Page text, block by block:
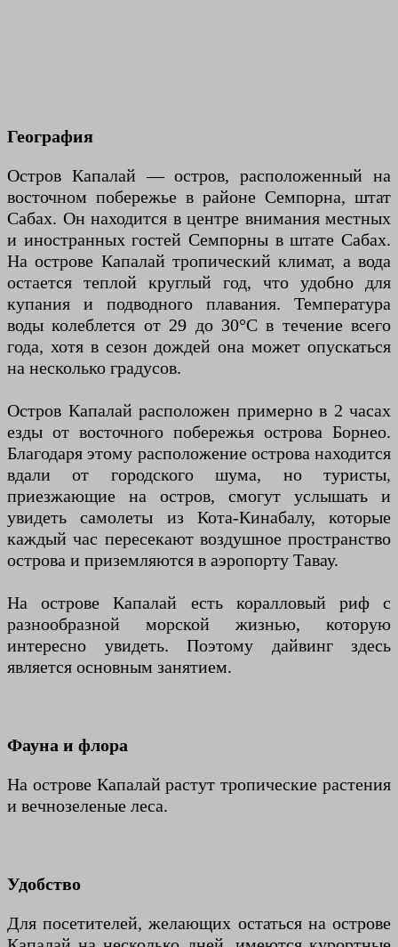
География
Остров Капалай — остров, расположенный на
восточном побережье в районе Семпорна, штат
Сабах. Он находится в центре внимания местных
и иностранных гостей Семпорны в штате Сабах.
На острове Капалай тропический климат, а вода
остается теплой круглый год, что удобно для
купания и подводного плавания. Температура
воды колеблется от 29 до 30°C в течение всего
года, хотя в сезон дождей она может опускаться
на несколько градусов.
Остров Капалай расположен примерно в 2 часах
езды от восточного побережья острова Борнео.
Благодаря этому расположение острова находится
вдали от городского шума, но туристы,
приезжающие на остров, смогут услышать и
увидеть самолеты из Кота-Кинабалу, которые
каждый час пересекают воздушное пространство
острова и приземляются в аэропорту Тавау.
На острове Капалай есть коралловый риф с
разнообразной морской жизнью, которую
интересно увидеть. Поэтому дайвинг здесь
является основным занятием.
Фауна и флора
На острове Капалай растут тропические растения
и вечнозеленые леса.
Удобство
Для посетителей, желающих остаться на острове